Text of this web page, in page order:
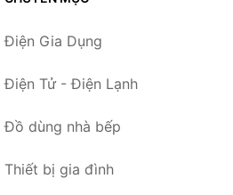
Điện Gia Dụng
Điện Tử - Điện Lạnh
Đồ dùng nhà bếp
Thiết bị gia đình